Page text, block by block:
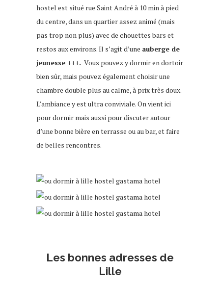
hostel est situé rue Saint André à 10 min à pied
du centre, dans un quartier assez animé (mais
pas trop non plus) avec de chouettes bars et
restos aux environs. Il s’agit d’une auberge de
jeunesse +++. Vous pouvez y dormir en dortoir
bien sûr, mais pouvez également choisir une
chambre double plus au calme, à prix très doux.
L’ambiance y est ultra conviviale. On vient ici
pour dormir mais aussi pour discuter autour
d’une bonne bière en terrasse ou au bar, et faire
de belles rencontres.
Les bonnes adresses de
Lille